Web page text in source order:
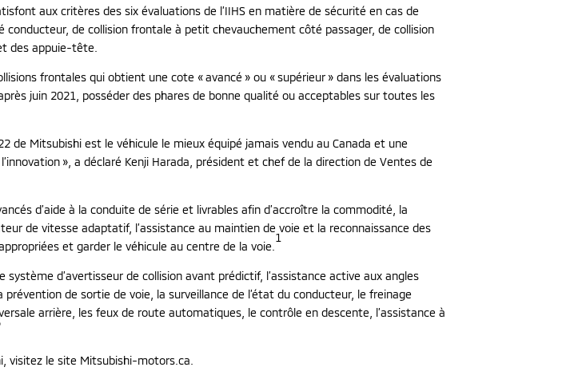
aux critères des six évaluations de l’IIHS en matière de sécurité en cas de
de collision frontale à petit chevauchement côté passager, de collision
des appuie-tête.
frontales qui obtient une cote « avancé » ou « supérieur » dans les évaluations
juin 2021, posséder des phares de bonne qualité ou acceptables sur toutes les
Mitsubishi est le véhicule le mieux équipé jamais vendu au Canada et une
», a déclaré Kenji Harada, président et chef de la direction de Ventes de
d’aide à la conduite de série et livrables afin d’accroître la commodité, la
de vitesse adaptatif, l’assistance au maintien de voie et la reconnaissance des
et garder le véhicule au centre de la voie.
1
d’avertisseur de collision avant prédictif, l’assistance active aux angles
de sortie de voie, la surveillance de l’état du conducteur, le freinage
arrière, les feux de route automatiques, le contrôle en descente, l’assistance à
visitez le site Mitsubishi-motors.ca.